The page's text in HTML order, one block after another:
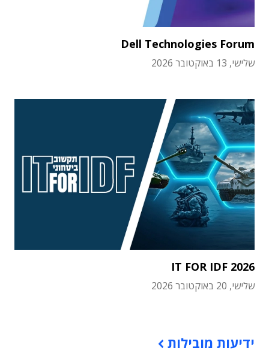
Dell Technologies Forum
שלישי, 13 באוקטובר 2026
IT FOR IDF 2026
שלישי, 20 באוקטובר 2026
ידיעות מובילות